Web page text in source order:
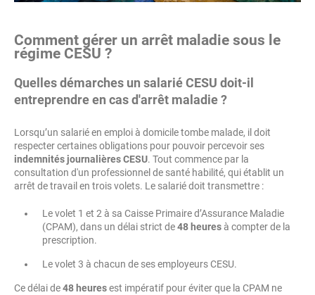
Comment gérer un arrêt maladie sous le
régime CESU ?
Quelles démarches un salarié CESU doit-il
entreprendre en cas d'arrêt maladie ?
Lorsqu’un salarié en emploi à domicile tombe malade, il doit
respecter certaines obligations pour pouvoir percevoir ses
indemnités journalières CESU. Tout commence par la
consultation d'un professionnel de santé habilité, qui établit un
arrêt de travail en trois volets. Le salarié doit transmettre :
Le volet 1 et 2 à sa Caisse Primaire d’Assurance Maladie
(CPAM), dans un délai strict de48 heuresà compter de la
prescription.
Le volet 3 à chacun de ses employeurs CESU.
Ce délai de48 heuresest impératif pour éviter que la CPAM ne